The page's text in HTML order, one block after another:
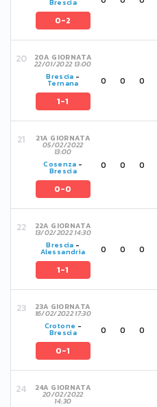
Brescia
0-2
20A GIORNATA
22/01/2022 13:00
Brescia -
Ternana
1-1
0 0 0
21A GIORNATA
05/02/2022
13:00
Cosenza -
Brescia
0-0
0 0 0
22A GIORNATA
13/02/2022 14:30
Brescia -
Alessandria
1-1
0 0 0
23A GIORNATA
16/02/2022 17:30
Crotone -
Brescia
0-1
0 0 0
24A GIORNATA
20/02/2022
14:30